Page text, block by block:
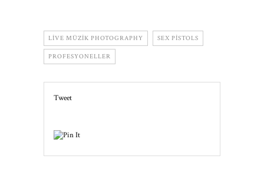
LIVE MÜZIK PHOTOGRAPHY SEX PISTOLS
PROFESYONELLER
Tweet